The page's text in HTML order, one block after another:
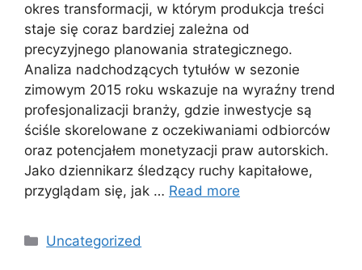
okres transformacji, w którym produkcja treści
staje się coraz bardziej zależna od
precyzyjnego planowania strategicznego.
Analiza nadchodzących tytułów w sezonie
zimowym 2015 roku wskazuje na wyraźny trend
profesjonalizacji branży, gdzie inwestycje są
ściśle skorelowane z oczekiwaniami odbiorców
oraz potencjałem monetyzacji praw autorskich.
Jako dziennikarz śledzący ruchy kapitałowe,
przyglądam się, jak … Read more
Categories
Uncategorized